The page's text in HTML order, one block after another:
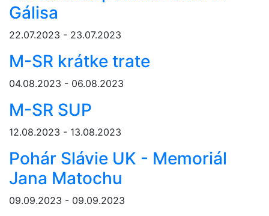
Gálisa
22.07.2023 - 23.07.2023
M-SR krátke trate
04.08.2023 - 06.08.2023
M-SR SUP
12.08.2023 - 13.08.2023
Pohár Slávie UK - Memoriál
Jana Matochu
09.09.2023 - 09.09.2023